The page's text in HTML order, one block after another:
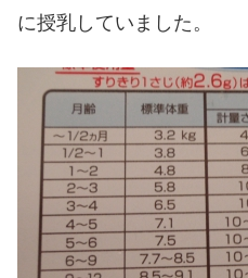
に授乳していました。